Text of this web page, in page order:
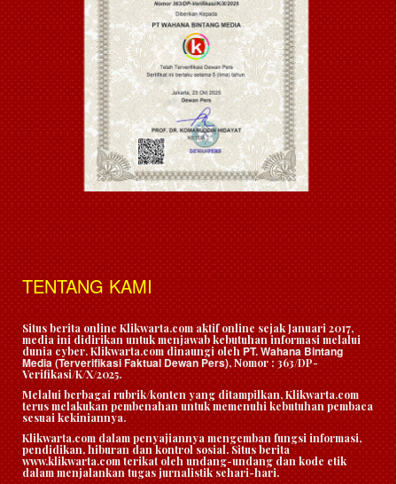
TENTANG KAMI
Situs berita online Klikwarta.com aktif online sejak Januari 2017,
media ini didirikan untuk menjawab kebutuhan informasi melalui
dunia cyber. Klikwarta.com dinaungi oleh PT. Wahana Bintang
Media (Terverifikasi Faktual Dewan Pers), Nomor : 363/DP-
Verifikasi/K/X/2025.
Melalui berbagai rubrik/konten yang ditampilkan, Klikwarta.com
terus melakukan pembenahan untuk memenuhi kebutuhan pembaca
sesuai kekiniannya.
Klikwarta.com dalam penyajiannya mengemban fungsi informasi,
pendidikan, hiburan dan kontrol sosial. Situs berita
www.klikwarta.com terikat oleh undang-undang dan kode etik
dalam menjalankan tugas jurnalistik sehari-hari.